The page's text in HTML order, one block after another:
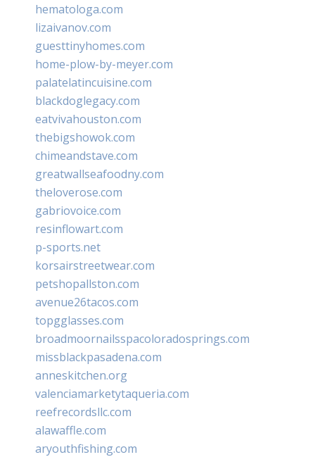
hematologa.com
lizaivanov.com
guesttinyhomes.com
home-plow-by-meyer.com
palatelatincuisine.com
blackdoglegacy.com
eatvivahouston.com
thebigshowok.com
chimeandstave.com
greatwallseafoodny.com
theloverose.com
gabriovoice.com
resinflowart.com
p-sports.net
korsairstreetwear.com
petshopallston.com
avenue26tacos.com
topgglasses.com
broadmoornailsspacoloradosprings.com
missblackpasadena.com
anneskitchen.org
valenciamarketytaqueria.com
reefrecordsllc.com
alawaffle.com
aryouthfishing.com